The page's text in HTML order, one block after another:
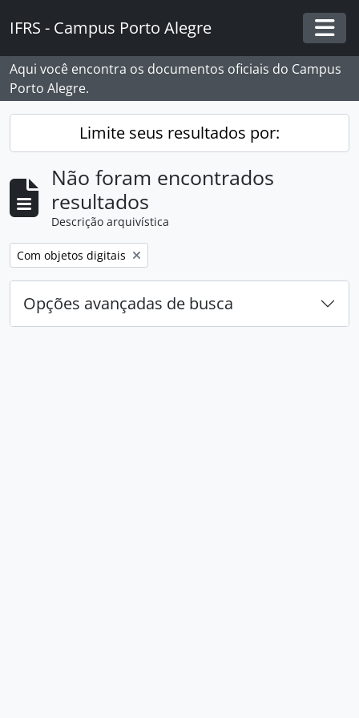
IFRS - Campus Porto Alegre
Aqui você encontra os documentos oficiais do Campus
Porto Alegre.
Limite seus resultados por:
Não foram encontrados
resultados
Descrição arquivística
Remover filtro:
Com objetos digitais
Opções avançadas de busca